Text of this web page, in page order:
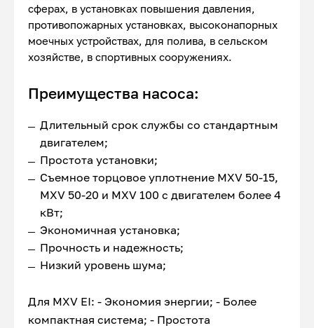
сферах, в установках повышения давления,
противопожарных установках, высоконапорных
моечных устройствах, для полива, в сельском
хозяйстве, в спортивных сооружениях.
Преимущества насоса:
Длительный срок службы со стандартным
двигателем;
Простота установки;
Съемное торцовое уплотнение MXV 50-15,
MXV 50-20 и MXV 100 с двигателем более 4
кВт;
Экономичная установка;
Прочность и надежность;
Низкий уровень шума;
Для MXV EI: - Экономия энергии; - Более
компактная система; - Простота